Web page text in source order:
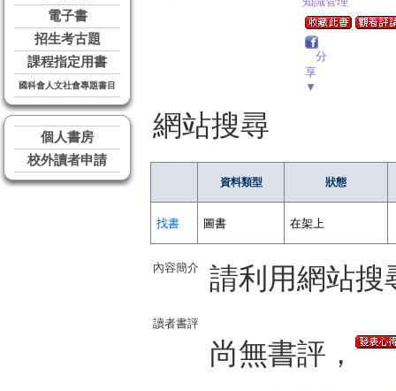
電子書
招生考古題
課程指定用書
國科會人文社會專題書目
個人書房
校外讀者申請
分
享
▼
網站搜尋
資料類型 狀態
找書 圖書 在架上
內容簡介 請利用網站搜
讀者書評
尚無書評，